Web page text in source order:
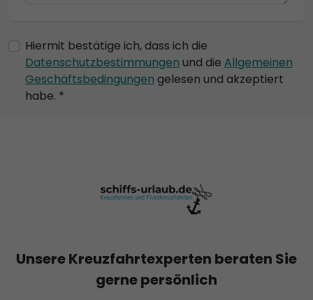
Hiermit bestätige ich, dass ich die
Datenschutzbestimmungen und die Allgemeinen
Geschäftsbedingungen gelesen und akzeptiert
habe. *
Unsere Kreuzfahrtexperten beraten Sie
gerne persönlich